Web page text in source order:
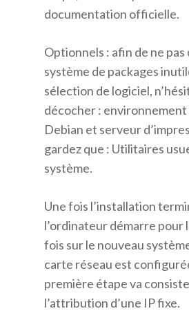
documentation officielle.
Optionnels : afin de ne
système de packages
sélection de logiciel,
décocher : environnement
Debian et serveur
gardez que : Utilitaires
système.
Une fois l’installation
l’ordinateur démarre pour
fois sur le nouveau
carte réseau est
première étape va
l’attribution d’une IP fixe.